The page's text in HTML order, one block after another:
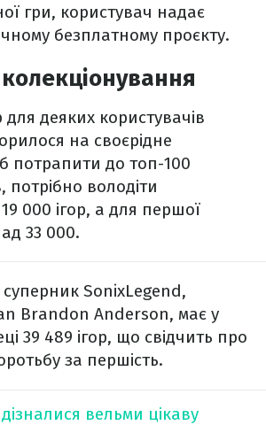
гри, користувач надає
безплатному проєкту.
деяких користувачів
на своєрідне
потрапити до топ-100
потрібно володіти
000 ігор, а для першої
33 000.
SonixLegend,
Brandon Anderson, має у
39 489 ігор, що свідчить про
за першість.
вельми цікаву